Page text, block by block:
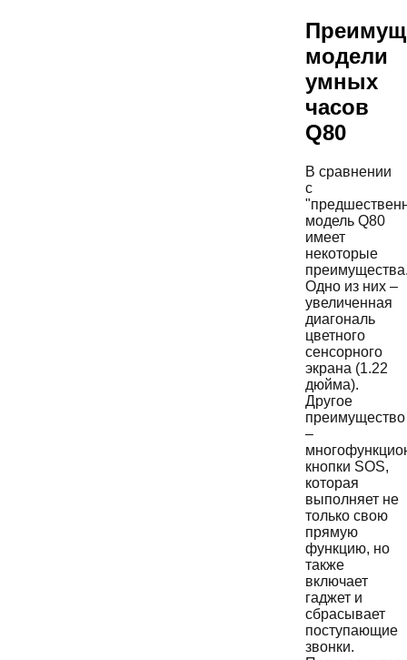
модели
умных
часов
Q80
В сравнении
с
модель Q80
имеет
некоторые
Одно из них –
увеличенная
диагональ
цветного
сенсорного
экрана (1.22
дюйма).
Другое
преимущество
–
кнопки SOS,
которая
выполняет не
только свою
прямую
функцию, но
также
включает
гаджет и
сбрасывает
поступающие
звонки.